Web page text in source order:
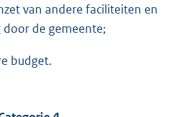
van andere faciliteiten en
de gemeente;
budget.